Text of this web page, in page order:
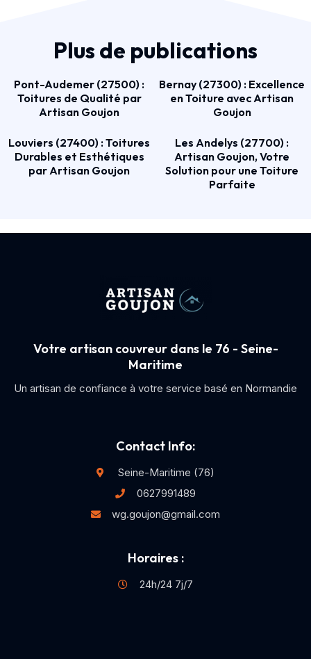
Plus de publications
Pont-Audemer (27500) :
Toitures de Qualité par
Artisan Goujon
Bernay (27300) : Excellence
en Toiture avec Artisan
Goujon
Louviers (27400) : Toitures
Durables et Esthétiques
par Artisan Goujon
Les Andelys (27700) :
Artisan Goujon, Votre
Solution pour une Toiture
Parfaite
Votre artisan couvreur dans le 76 - Seine-
Maritime
Un artisan de confiance à votre service basé en Normandie
Contact Info:
Seine-Maritime (76)
0627991489
wg.goujon@gmail.com
Horaires :
24h/24 7j/7